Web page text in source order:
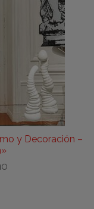
y Decoración –